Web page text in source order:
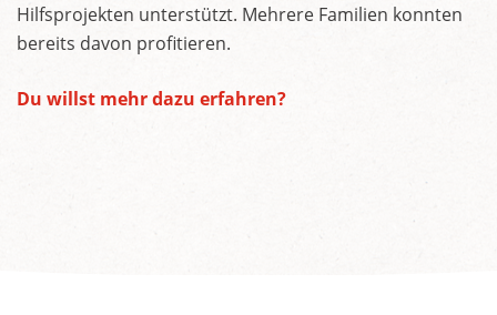
Hilfsprojekten unterstützt. Mehrere Familien konnten
bereits davon profitieren.
Du willst mehr dazu erfahren?